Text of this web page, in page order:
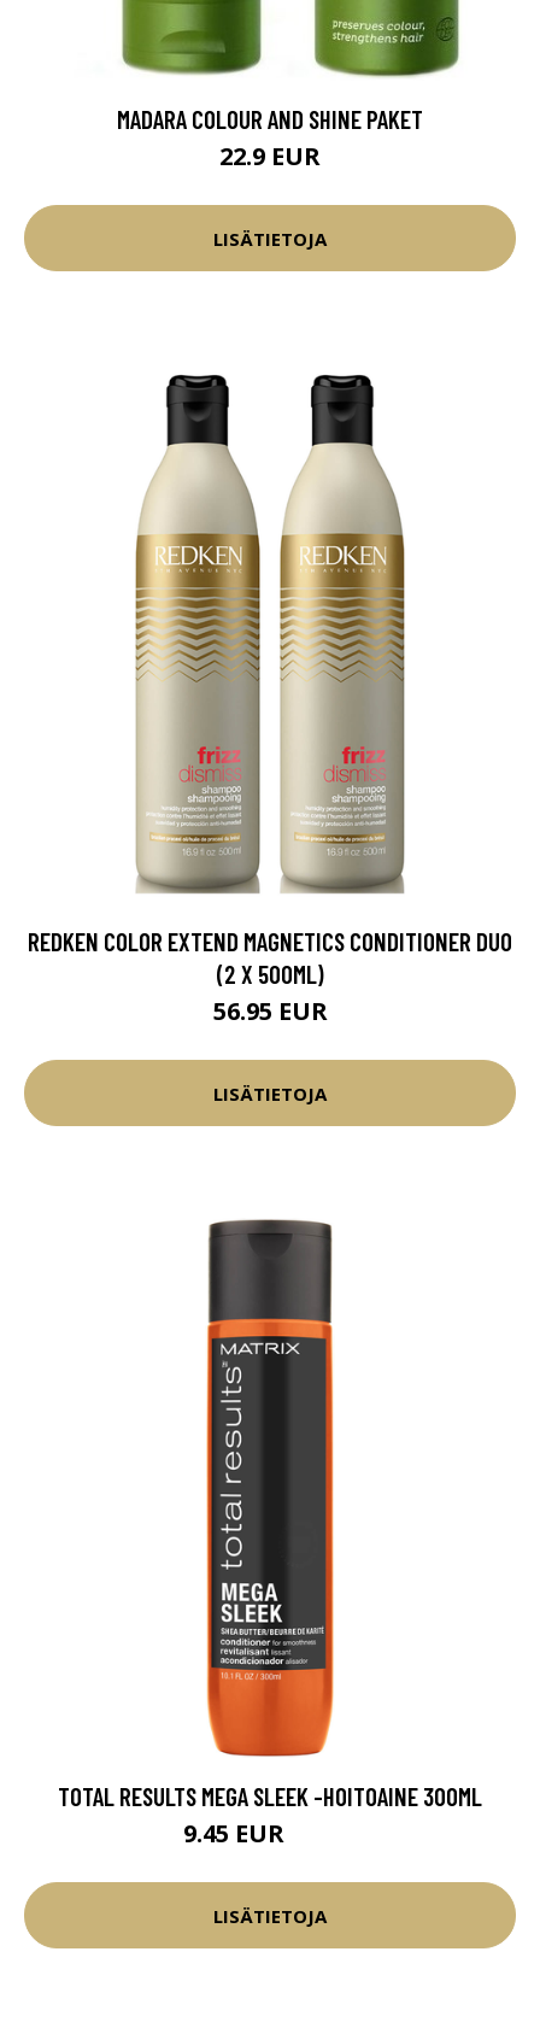
MADARA COLOUR AND SHINE PAKET
22.9 EUR
LISÄTIETOJA
REDKEN COLOR EXTEND MAGNETICS CONDITIONER DUO
(2 X 500ML)
56.95 EUR
LISÄTIETOJA
TOTAL RESULTS MEGA SLEEK -HOITOAINE 300ML
9.45 EUR
LISÄTIETOJA